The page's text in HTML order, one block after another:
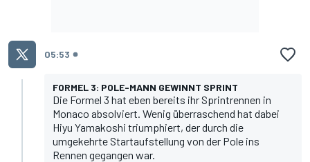
05:53
FORMEL 3: POLE-MANN GEWINNT SPRINT
Die Formel 3 hat eben bereits ihr Sprintrennen in
Monaco absolviert. Wenig überraschend hat dabei
Hiyu Yamakoshi triumphiert, der durch die
umgekehrte Startaufstellung von der Pole ins
Rennen gegangen war.